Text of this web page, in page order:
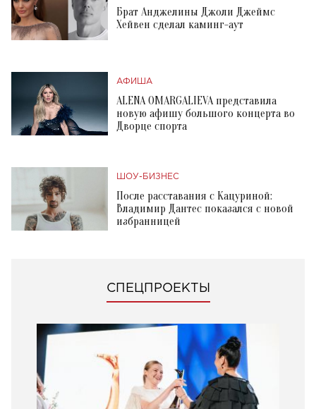
Брат Анджелины Джоли Джеймс
Хейвен сделал каминг-аут
АФИША
ALENA OMARGALIEVA представила
новую афишу большого концерта во
Дворце спорта
ШОУ-БИЗНЕС
После расставания с Кацуриной:
Владимир Дантес показался с новой
избранницей
СПЕЦПРОЕКТЫ